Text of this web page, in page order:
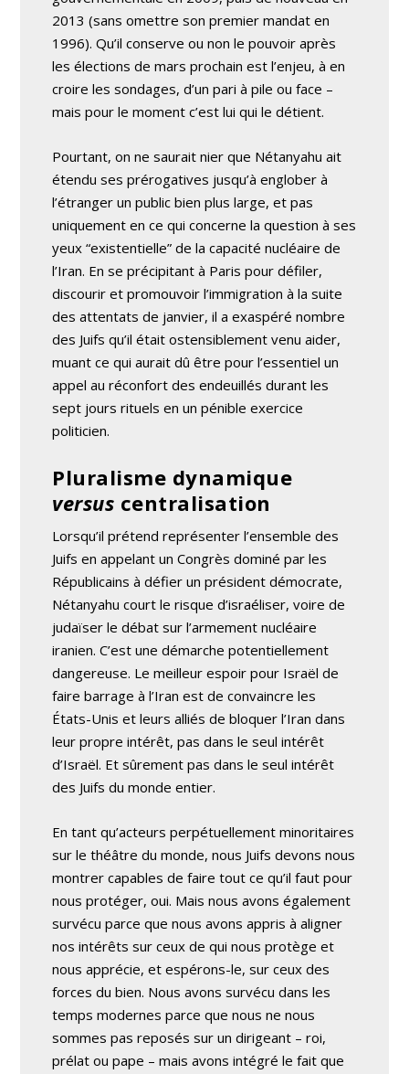
2013 (sans omettre son premier mandat en
1996). Qu’il conserve ou non le pouvoir après
les élections de mars prochain est l’enjeu, à en
croire les sondages, d’un pari à pile ou face –
mais pour le moment c’est lui qui le détient.
Pourtant, on ne saurait nier que Nétanyahu ait
étendu ses prérogatives jusqu’à englober à
l’étranger un public bien plus large, et pas
uniquement en ce qui concerne la question à ses
yeux “existentielle” de la capacité nucléaire de
l’Iran. En se précipitant à Paris pour défiler,
discourir et promouvoir l’immigration à la suite
des attentats de janvier, il a exaspéré nombre
des Juifs qu’il était ostensiblement venu aider,
muant ce qui aurait dû être pour l’essentiel un
appel au réconfort des endeuillés durant les
sept jours rituels en un pénible exercice
politicien.
Pluralisme dynamique
versus centralisation
Lorsqu’il prétend représenter l’ensemble des
Juifs en appelant un Congrès dominé par les
Républicains à défier un président démocrate,
Nétanyahu court le risque d’israéliser, voire de
judaïser le débat sur l’armement nucléaire
iranien. C’est une démarche potentiellement
dangereuse. Le meilleur espoir pour Israël de
faire barrage à l’Iran est de convaincre les
États-Unis et leurs alliés de bloquer l’Iran dans
leur propre intérêt, pas dans le seul intérêt
d’Israël. Et sûrement pas dans le seul intérêt
des Juifs du monde entier.
En tant qu’acteurs perpétuellement minoritaires
sur le théâtre du monde, nous Juifs devons nous
montrer capables de faire tout ce qu’il faut pour
nous protéger, oui. Mais nous avons également
survécu parce que nous avons appris à aligner
nos intérêts sur ceux de qui nous protège et
nous apprécie, et espérons-le, sur ceux des
forces du bien. Nous avons survécu dans les
temps modernes parce que nous ne nous
sommes pas reposés sur un dirigeant – roi,
prélat ou pape – mais avons intégré le fait que